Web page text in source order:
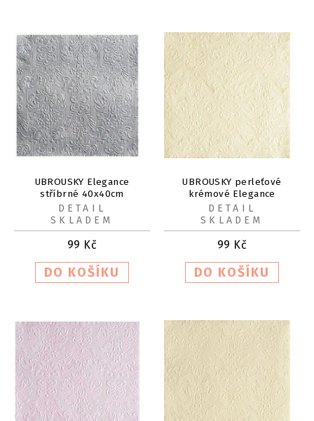
UBROUSKY Elegance
stříbrné 40x40cm
99 Kč
DETAIL
SKLADEM
UBROUSKY perleťové
krémové Elegance
40x40cm
99 Kč
DETAIL
SKLADEM